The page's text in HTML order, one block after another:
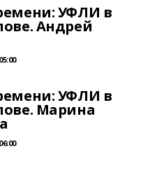
УФЛИ в
Андрей
УФЛИ в
Марина